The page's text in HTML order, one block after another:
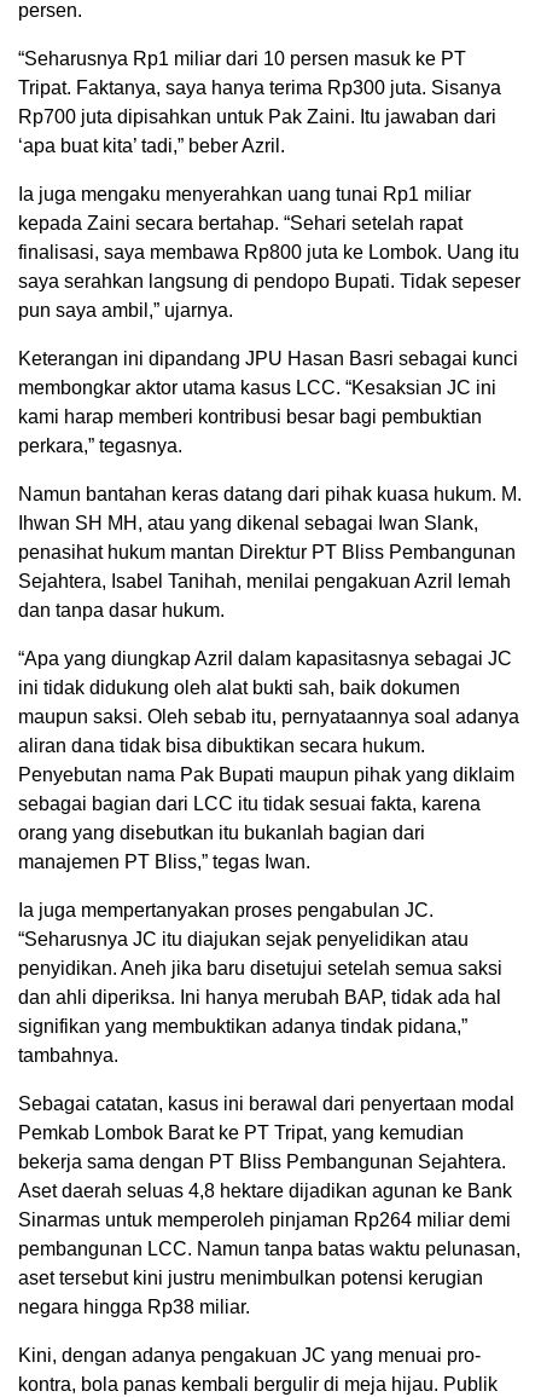
persen.
“Seharusnya Rp1 miliar dari 10 persen masuk ke PT
Tripat. Faktanya, saya hanya terima Rp300 juta. Sisanya
Rp700 juta dipisahkan untuk Pak Zaini. Itu jawaban dari
‘apa buat kita’ tadi,” beber Azril.
Ia juga mengaku menyerahkan uang tunai Rp1 miliar
kepada Zaini secara bertahap. “Sehari setelah rapat
finalisasi, saya membawa Rp800 juta ke Lombok. Uang itu
saya serahkan langsung di pendopo Bupati. Tidak sepeser
pun saya ambil,” ujarnya.
Keterangan ini dipandang JPU Hasan Basri sebagai kunci
membongkar aktor utama kasus LCC. “Kesaksian JC ini
kami harap memberi kontribusi besar bagi pembuktian
perkara,” tegasnya.
Namun bantahan keras datang dari pihak kuasa hukum. M.
Ihwan SH MH, atau yang dikenal sebagai Iwan Slank,
penasihat hukum mantan Direktur PT Bliss Pembangunan
Sejahtera, Isabel Tanihah, menilai pengakuan Azril lemah
dan tanpa dasar hukum.
“Apa yang diungkap Azril dalam kapasitasnya sebagai JC
ini tidak didukung oleh alat bukti sah, baik dokumen
maupun saksi. Oleh sebab itu, pernyataannya soal adanya
aliran dana tidak bisa dibuktikan secara hukum.
Penyebutan nama Pak Bupati maupun pihak yang diklaim
sebagai bagian dari LCC itu tidak sesuai fakta, karena
orang yang disebutkan itu bukanlah bagian dari
manajemen PT Bliss,” tegas Iwan.
Ia juga mempertanyakan proses pengabulan JC.
“Seharusnya JC itu diajukan sejak penyelidikan atau
penyidikan. Aneh jika baru disetujui setelah semua saksi
dan ahli diperiksa. Ini hanya merubah BAP, tidak ada hal
signifikan yang membuktikan adanya tindak pidana,”
tambahnya.
Sebagai catatan, kasus ini berawal dari penyertaan modal
Pemkab Lombok Barat ke PT Tripat, yang kemudian
bekerja sama dengan PT Bliss Pembangunan Sejahtera.
Aset daerah seluas 4,8 hektare dijadikan agunan ke Bank
Sinarmas untuk memperoleh pinjaman Rp264 miliar demi
pembangunan LCC. Namun tanpa batas waktu pelunasan,
aset tersebut kini justru menimbulkan potensi kerugian
negara hingga Rp38 miliar.
Kini, dengan adanya pengakuan JC yang menuai pro-
kontra, bola panas kembali bergulir di meja hijau. Publik